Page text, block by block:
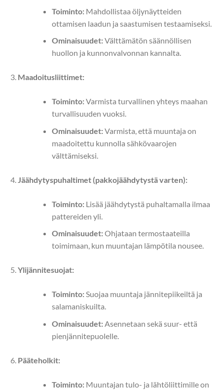
Toiminto:Mahdollistaa öljynäytteiden
ottamisen laadun ja saastumisen testaamiseksi.
Ominaisuudet:Välttämätön säännöllisen
huollon ja kunnonvalvonnan kannalta.
Maadoitusliittimet:
Toiminto:Varmista turvallinen yhteys maahan
turvallisuuden vuoksi.
Ominaisuudet:Varmista, että muuntaja on
maadoitettu kunnolla sähkövaarojen
välttämiseksi.
Jäähdytyspuhaltimet (pakkojäähdytystä varten):
Toiminto:Lisää jäähdytystä puhaltamalla ilmaa
pattereiden yli.
Ominaisuudet:Ohjataan termostaateilla
toimimaan, kun muuntajan lämpötila nousee.
Ylijännitesuojat:
Toiminto:Suojaa muuntaja jännitepiikeiltä ja
salamaniskuilta.
Ominaisuudet:Asennetaan sekä suur- että
pienjännitepuolelle.
Pääteholkit:
Toiminto:Muuntajan tulo- ja lähtöliittimille on